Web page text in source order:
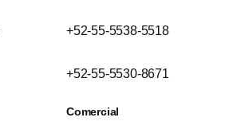
+52-55-5538-5518
+52-55-5530-8671
Comercial